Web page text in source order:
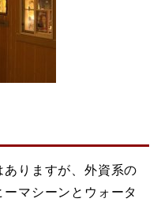
ありますが、外資系の
マシーンとウォータ